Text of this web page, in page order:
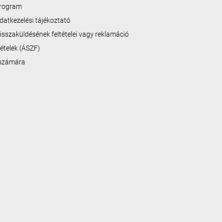
tájékoztató
feltételei vagy reklamáció
(ÁSZF)